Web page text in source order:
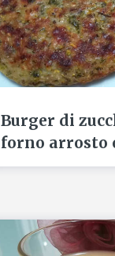
Burger di
forno arrosto